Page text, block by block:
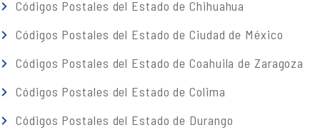
Códigos Postales del Estado de Chihuahua
Códigos Postales del Estado de Ciudad de México
Códigos Postales del Estado de Coahuila de Zaragoza
Códigos Postales del Estado de Colima
Códigos Postales del Estado de Durango